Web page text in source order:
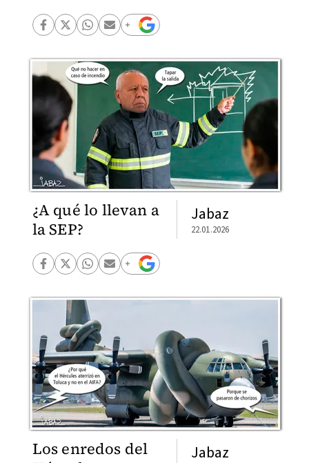
¿A qué lo llevan a
la SEP?
Jabaz
22.01.2026
Los enredos del
Jabaz